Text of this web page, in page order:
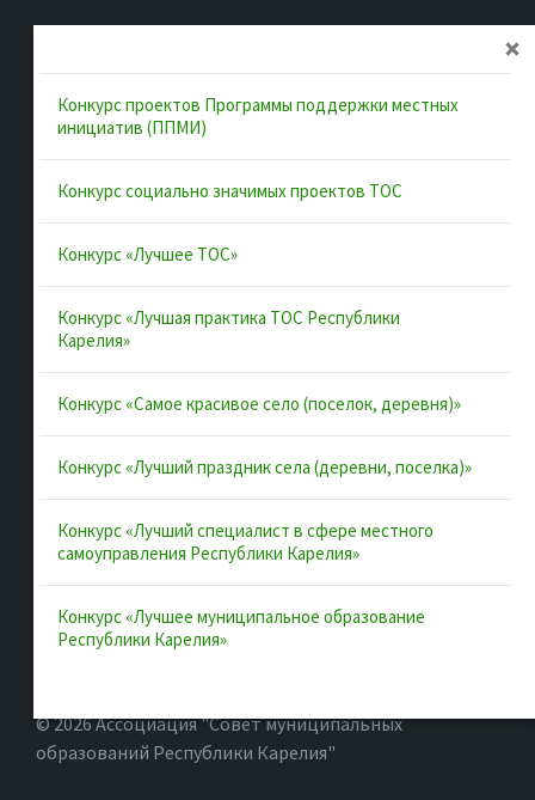
Об ассоциации
Документы
Муниципальные образования
Конкурсы и лучшие практики
Контакты
Полезные ссылки
Интернет-портал Республики Карелия
Инициативы Карелии
Территориальное общественное самоуправление в
Республике Карелия
ВАРМСУ
ОАТОС
© 2026 Ассоциация "Совет муниципальных
образований Республики Карелия"
Конкурс проектов Программы поддержки местных
инициатив (ППМИ)
Конкурс социально значимых проектов ТОС
Конкурс «Лучшее ТОС»
Конкурс «Лучшая практика ТОС Республики
Карелия»
Конкурс «Самое красивое село (поселок, деревня)»
Конкурс «Лучший праздник села (деревни, поселка)»
Конкурс «Лучший специалист в сфере местного
самоуправления Республики Карелия»
Конкурс «Лучшее муниципальное образование
Республики Карелия»